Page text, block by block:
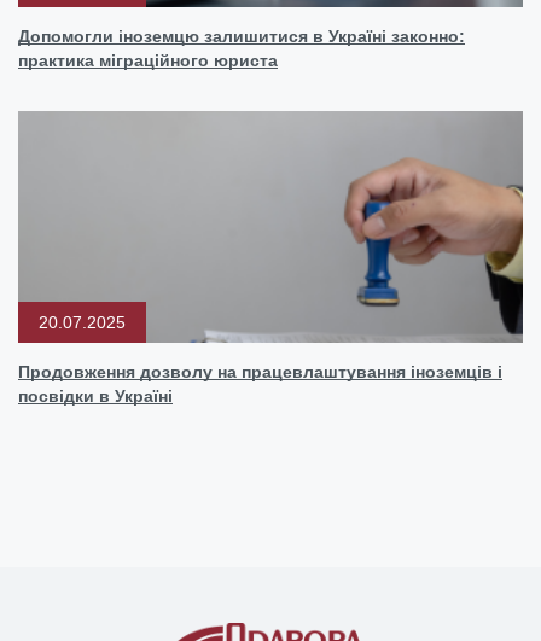
Допомогли іноземцю залишитися в Україні законно:
практика міграційного юриста
20.07.2025
Продовження дозволу на працевлаштування іноземців і
посвідки в Україні